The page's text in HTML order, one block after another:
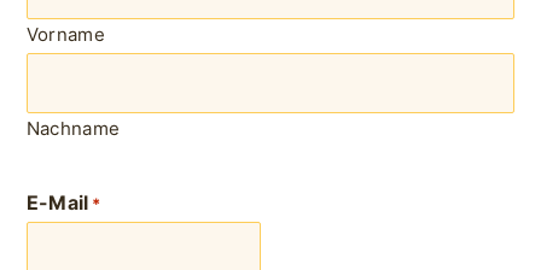
Vorname
Nachname
E-Mail *